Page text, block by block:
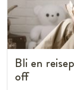
Bli en
off